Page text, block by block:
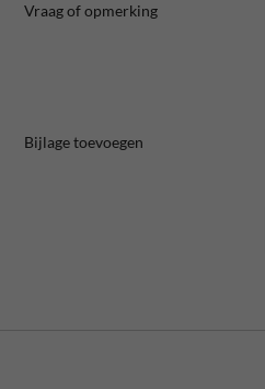
Vraag of opmerking
Bijlage toevoegen